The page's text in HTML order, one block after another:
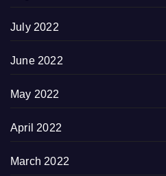
July 2022
June 2022
May 2022
April 2022
March 2022